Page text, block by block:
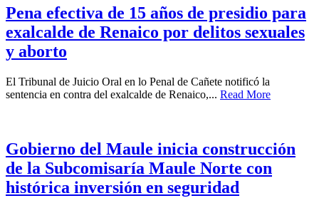
Pena efectiva de 15 años de presidio para
exalcalde de Renaico por delitos sexuales
y aborto
El Tribunal de Juicio Oral en lo Penal de Cañete notificó la
sentencia en contra del exalcalde de Renaico,... Read More
Gobierno del Maule inicia construcción
de la Subcomisaría Maule Norte con
histórica inversión en seguridad